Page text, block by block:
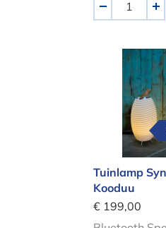
+
Tuinlamp
Tuinlamp
Kooduu
€ 199,00